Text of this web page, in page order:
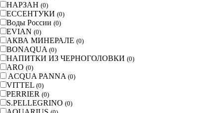
НАРЗАН (0)
ЕССЕНТУКИ (0)
Воды России (0)
EVIAN (0)
АКВА МИНЕРАЛЕ (0)
BONAQUA (0)
НАПИТКИ ИЗ ЧЕРНОГОЛОВКИ (0)
ARO (0)
ACQUA PANNA (0)
VITTEL (0)
PERRIER (0)
S.PELLEGRINO (0)